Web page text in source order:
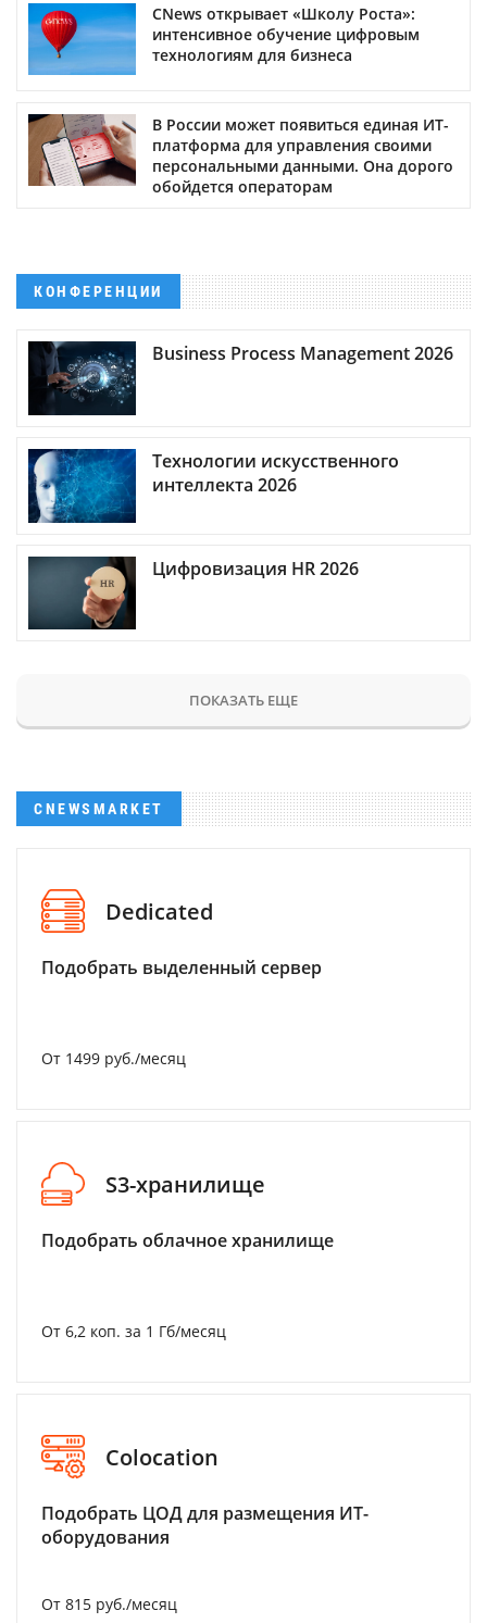
CNews открывает «Школу Роста»:
интенсивное обучение цифровым
технологиям для бизнеса
В России может появиться единая ИТ-
платформа для управления своими
персональными данными. Она дорого
обойдется операторам
КОНФЕРЕНЦИИ
Business Process Management 2026
Технологии искусственного
интеллекта 2026
Цифровизация HR 2026
ПОКАЗАТЬ ЕЩЕ
CNEWSMARKET
Dedicated
Подобрать выделенный сервер
От 1499 руб./месяц
S3-хранилище
Подобрать облачное хранилище
От 6,2 коп. за 1 Гб/месяц
Colocation
Подобрать ЦОД для размещения ИТ-
оборудования
От 815 руб./месяц